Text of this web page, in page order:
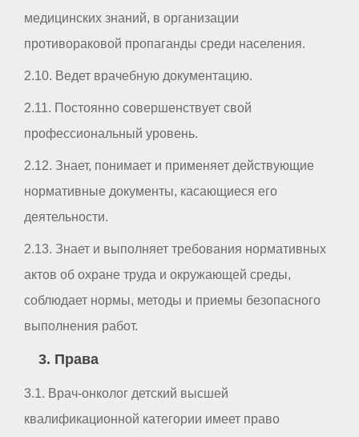
медицинских знаний, в организации
противораковой пропаганды среди населения.
2.10. Ведет врачебную документацию.
2.11. Постоянно совершенствует свой
профессиональный уровень.
2.12. Знает, понимает и применяет действующие
нормативные документы, касающиеся его
деятельности.
2.13. Знает и выполняет требования нормативных
актов об охране труда и окружающей среды,
соблюдает нормы, методы и приемы безопасного
выполнения работ.
3. Права
3.1. Врач-онколог детский высшей
квалификационной категории имеет право